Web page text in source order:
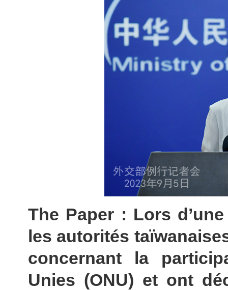
The Paper : Lors
les autorités
concernant la
Unies (ONU) et ont